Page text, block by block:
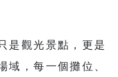
是觀光景點，更是
域，每一個攤位、